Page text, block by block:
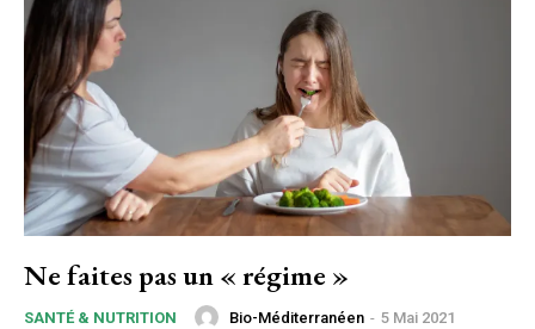
Ne faites pas un « régime »
SANTÉ & NUTRITION Bio-Méditerranéen - 5 Mai 2021